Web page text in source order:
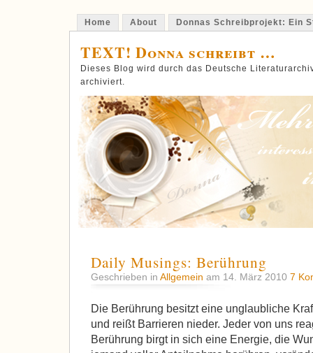
Home About Donnas Schreibprojekt: Ein
TEXT! Donna schreibt …
Dieses Blog wird durch das Deutsche
archiviert.
Daily Musings: Berührung
Geschrieben in Allgemein am 14. März 2010 7
Die Berührung besitzt eine unglaubliche
und reißt Barrieren nieder. Jeder von uns
Berührung birgt in sich eine Energie, die